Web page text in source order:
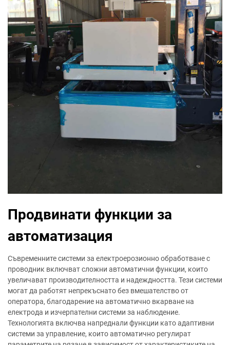
Продвинати функции за
автоматизация
Съвременните системи за електроерозионно обработване с
проводник включват сложни автоматични функции, които
увеличават производителността и надеждността. Тези системи
могат да работят непрекъснато без вмешателство от
оператора, благодарение на автоматично вкарване на
електрода и изчерпателни системи за наблюдение.
Технологията включва напреднали функции като адаптивни
системи за управление, които автоматично регулират